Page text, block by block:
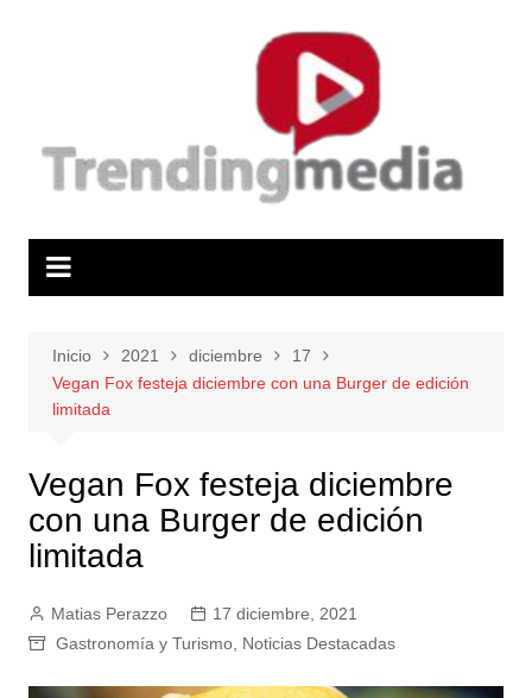
Inicio 2021 diciembre
17
Vegan Fox festeja diciembre con una Burger de edición
limitada
Vegan Fox festeja diciembre
con una Burger de edición
limitada
Matias Perazzo
17 diciembre, 2021
Gastronomía y Turismo, Noticias Destacadas